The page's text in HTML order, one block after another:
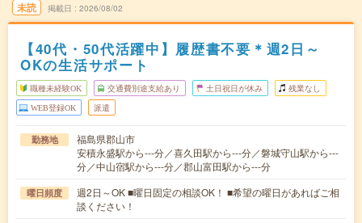
未読 掲載日 2026/08/02
【40代・50代活躍中】履歴書不要＊週2日～
OKの生活サポート
職種未経験OK 交通費別途支給あり 土日祝日が休み 残業なし
WEB登録OK 派遣
勤務地
福島県郡山市
安積永盛駅から---分／喜久田駅から---分／磐城守山駅から---
分／中山宿駅から---分／郡山富田駅から---分
曜日頻度
週2日～OK ■曜日固定の相談OK！ ■希望の曜日があればご相
談ください！